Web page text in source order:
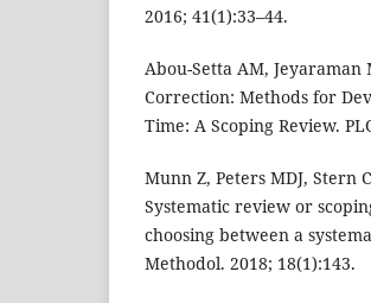
2016; 41(1):33–44.
Abou-Setta AM,
Correction: Methods for
Time: A Scoping Review.
Munn Z, Peters MDJ, Stern
Systematic review or
choosing between a
Methodol. 2018; 18(1):143.